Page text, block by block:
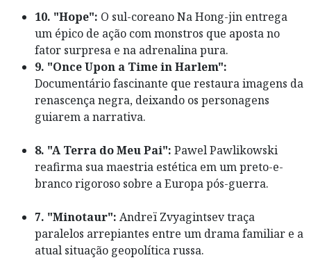
10. "Hope": O sul-coreano Na Hong-jin entrega
um épico de ação com monstros que aposta no
fator surpresa e na adrenalina pura.
9. "Once Upon a Time in Harlem":
Documentário fascinante que restaura imagens da
renascença negra, deixando os personagens
guiarem a narrativa.
8. "A Terra do Meu Pai": Pawel Pawlikowski
reafirma sua maestria estética em um preto-e-
branco rigoroso sobre a Europa pós-guerra.
7. "Minotaur": Andreï Zvyagintsev traça
paralelos arrepiantes entre um drama familiar e a
atual situação geopolítica russa.